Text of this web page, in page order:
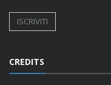
CREDITS